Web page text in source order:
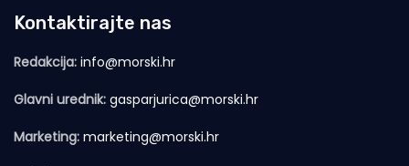
Kontaktirajte nas
Redakcija: info@morski.hr
Glavni urednik: gasparjurica@morski.hr
Marketing: marketing@morski.hr